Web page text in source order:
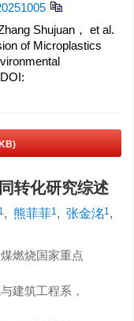
Shujuan， et al.
of Microplastics
DOI:
转化研究综述
1, 熊菲菲1, 张金洺1,
燃烧国家重点
建筑工程系，